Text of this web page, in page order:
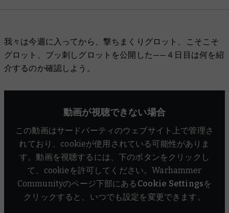
我々は今週に入ってから、撃ちまくりグロット、こそこそ
グロット、ブッ刺しグロットを公開した——４日目は何を紹
介するのか確認しよう。
動画が視聴できない場合
この動画はサードパーティのウェブサイト上で管理さ
れており、cookieが使用されている可能性がありま
す。動画を視聴するには、下のボタンをクリックし
て、cookieを許可してください。Warhammer
Communityのページ下部にある Cookie Settingsを
クリックすると、いつでも設定を変更できます。